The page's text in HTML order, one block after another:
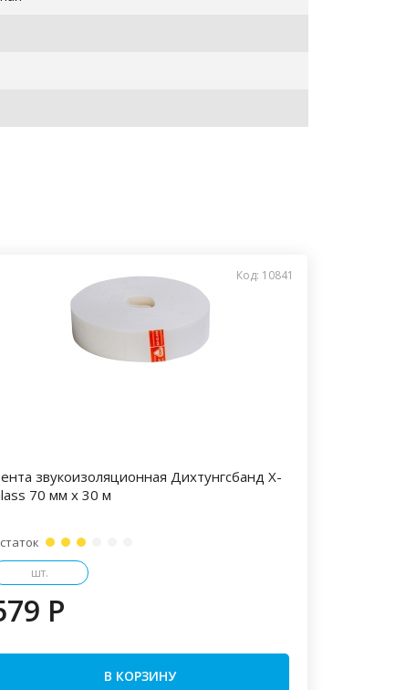
Код: 10841
звукоизоляционная Дихтунгсбанд X-
70 мм х 30 м
шт.
P
В КОРЗИНУ